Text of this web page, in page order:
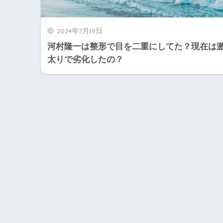
2024年7月19日
河村隆一は整形で目を二重にしてた？現在は
太りで劣化したの？